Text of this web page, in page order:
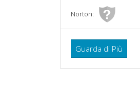
Norton:
Guarda di Più